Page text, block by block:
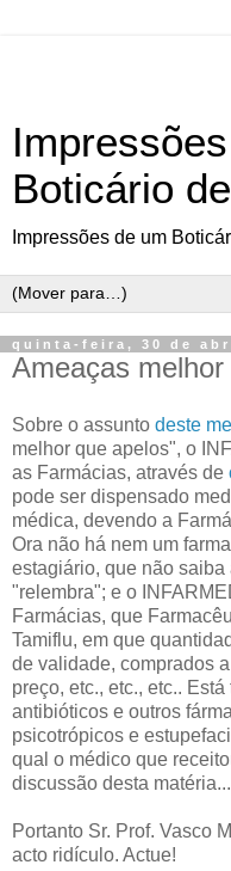
Boticário
Impressões de um
quinta-feira, 30 de
Ameaças
Sobre o assunto deste
melhor que apelos", o
as Farmácias, através de
pode ser dispensado
médica, devendo a
Ora não há nem um
estagiário, que não
"relembra"; e o
Farmácias, que
Tamiflu, em que
de validade, comprados
preço, etc., etc., etc..
antibióticos e outros
psicotrópicos e
qual o médico que
discussão desta matéria...
Portanto Sr. Prof. Vasco
acto ridículo. Actue!